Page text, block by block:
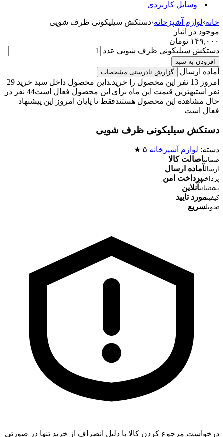
وسایل کاربردی
خانه›لوازم آشپزخانه›دستکش سیلیکونی ظرف شویی
موجود در انبار
۱۴۹,۰۰۰ تومان
دستکش سیلیکونی ظرف شویی عدد
افزودن به سبد
آماده ارسال گزارش نادرستی مشخصات
امروز 13 نفر این محصول را خریدند
این محصول داخل سبد خرید 29
نفر استبهترین قیمت این ماه برای این محصول فعال است
44 نفر در
حال مشاهده این محصول هستندفقط تا پایان امروز این پیشنهاد
فعال است
دستکش سیلیکونی ظرف شویی
دسته: لوازم آشپزخانه ۵ ★
ضمانتاصالت کالا
ارسالآماده ارسال
پرداختپرداخت امن
پشتیبانیآنلاین
کیفیتمورد تایید
تحویلسریع
درخواست مرجوع کردن کالا با دلیل انصراف از خرید تنها در صورتی